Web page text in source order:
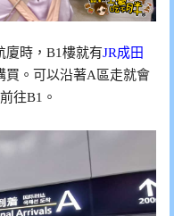
廈時，B1樓就有JR成田
買。可以沿著A區走就會
往B1。